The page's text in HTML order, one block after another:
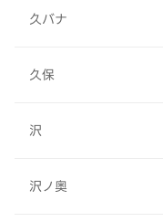
久バナ
久保
沢
沢ノ奥